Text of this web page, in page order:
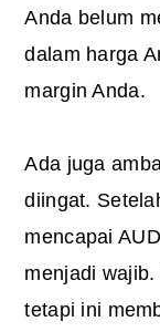
Anda belum
dalam harga
margin Anda.
Ada juga
diingat.
mencapai
menjadi
tetapi ini